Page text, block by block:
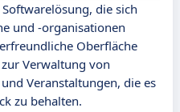
die sich
und -organisationen
Oberfläche
Verwaltung von
Veranstaltungen, die es
zu behalten.